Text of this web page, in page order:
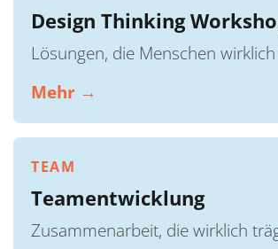
Design Thinking
Lösungen, die Menschen
Mehr →
TEAM
Teamentwicklung
Zusammenarbeit, die wirklich